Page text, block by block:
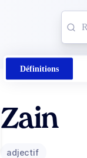
Définitions
Zain
adjectif